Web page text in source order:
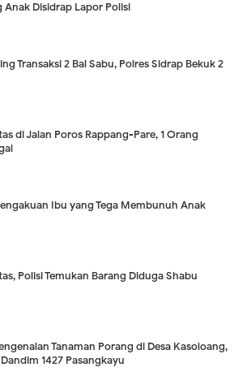
Anak Disidrap Lapor Polisi
Transaksi 2 Bal Sabu, Polres Sidrap Bekuk 2
di Jalan Poros Rappang-Pare, 1 Orang
Ibu yang Tega Membunuh Anak
Polisi Temukan Barang Diduga Shabu
Tanaman Porang di Desa Kasoloang,
1427 Pasangkayu